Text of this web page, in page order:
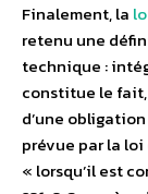
Finalement, la
retenu une
technique :
constitue le
d’une
prévue par la loi
« lorsqu’il est